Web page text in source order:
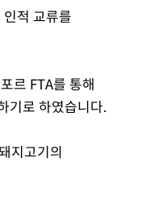
적 교류를
르 FTA를 통해
기로 하였습니다.
지고기의